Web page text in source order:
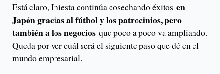
Está claro, Iniesta continúa cosechando éxitos en
Japón gracias al fútbol y los patrocinios, pero
también a los negocios que poco a poco va ampliando.
Queda por ver cuál será el siguiente paso que dé en el
mundo empresarial.